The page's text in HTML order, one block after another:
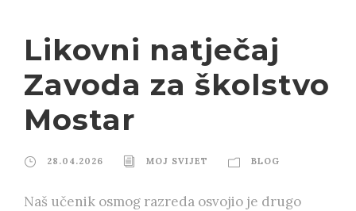
Likovni natječaj
Zavoda za školstvo
Mostar
28.04.2026 MOJ SVIJET BLOG
Naš učenik osmog razreda osvojio je drugo